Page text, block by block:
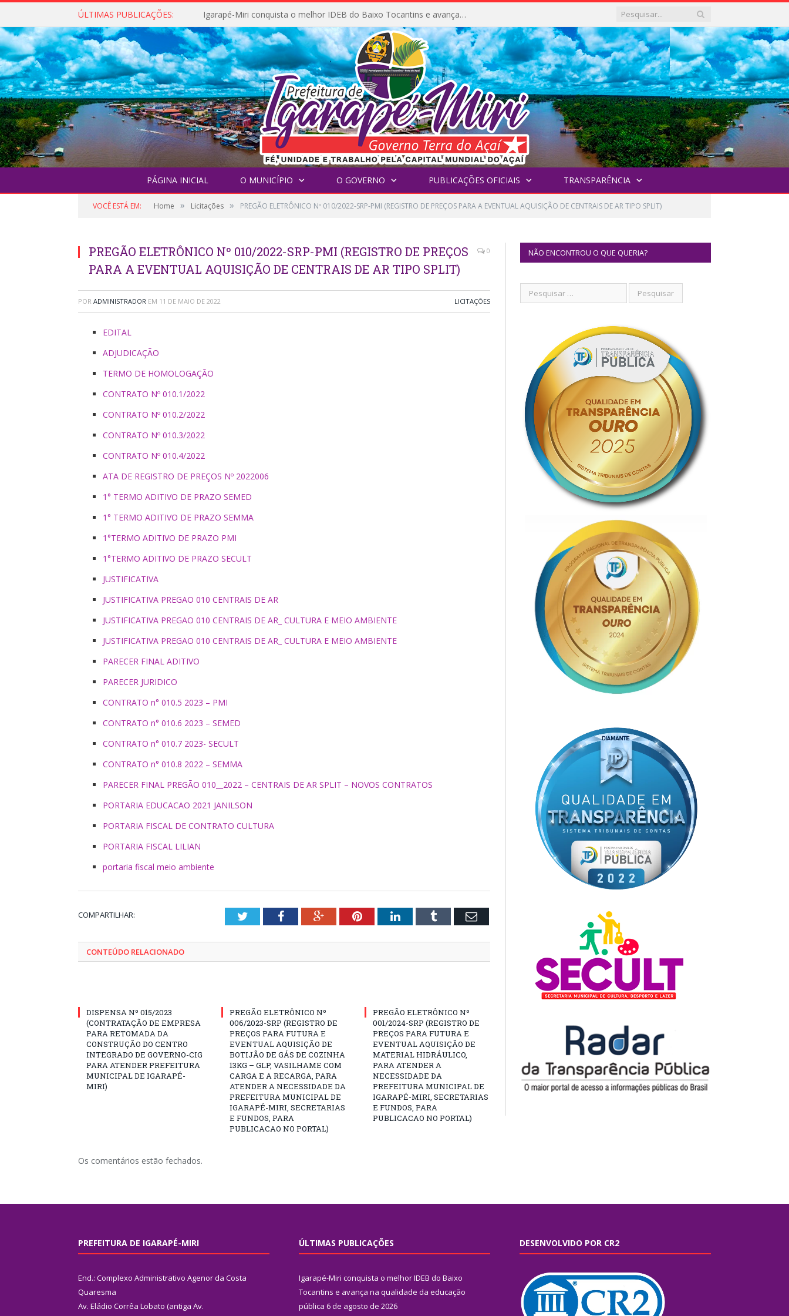
ÚLTIMAS PUBLICAÇÕES: Igarapé-Miri conquista o melhor IDEB do Baixo Tocantins e avança na qualidade da educação pública
PÁGINA INICIAL O MUNICÍPIO O GOVERNO PUBLICAÇÕES OFICIAIS TRANSPARÊNCIA
VOCÊ ESTÁ EM: Home » Licitações » PREGÃO ELETRÔNICO Nº 010/2022-SRP-PMI (REGISTRO DE PREÇOS PARA A EVENTUAL AQUISIÇÃO DE CENTRAIS DE AR TIPO SPLIT)
PREGÃO ELETRÔNICO Nº 010/2022-SRP-PMI (REGISTRO DE PREÇOS
PARA A EVENTUAL AQUISIÇÃO DE CENTRAIS DE AR TIPO SPLIT)
0
POR ADMINISTRADOR EM 11 DE MAIO DE 2022 LICITAÇÕES
EDITAL
ADJUDICAÇÃO
TERMO DE HOMOLOGAÇÃO
CONTRATO Nº 010.1/2022
CONTRATO Nº 010.2/2022
CONTRATO Nº 010.3/2022
CONTRATO Nº 010.4/2022
ATA DE REGISTRO DE PREÇOS Nº 2022006
1° TERMO ADITIVO DE PRAZO SEMED
1° TERMO ADITIVO DE PRAZO SEMMA
1°TERMO ADITIVO DE PRAZO PMI
1°TERMO ADITIVO DE PRAZO SECULT
JUSTIFICATIVA
JUSTIFICATIVA PREGAO 010 CENTRAIS DE AR
JUSTIFICATIVA PREGAO 010 CENTRAIS DE AR_ CULTURA E MEIO AMBIENTE
JUSTIFICATIVA PREGAO 010 CENTRAIS DE AR_ CULTURA E MEIO AMBIENTE
PARECER FINAL ADITIVO
PARECER JURIDICO
CONTRATO n° 010.5 2023 – PMI
CONTRATO n° 010.6 2023 – SEMED
CONTRATO n° 010.7 2023- SECULT
CONTRATO n° 010.8 2022 – SEMMA
PARECER FINAL PREGÃO 010__2022 – CENTRAIS DE AR SPLIT – NOVOS CONTRATOS
PORTARIA EDUCACAO 2021 JANILSON
PORTARIA FISCAL DE CONTRATO CULTURA
PORTARIA FISCAL LILIAN
portaria fiscal meio ambiente
COMPARTILHAR: TwitterFacebookGoogle+PinterestLinkedInTumblr Email
CONTEÚDO RELACIONADO
DISPENSA Nº 015/2023
(CONTRATAÇÃO DE EMPRESA
PARA RETOMADA DA
CONSTRUÇÃO DO CENTRO
INTEGRADO DE GOVERNO-CIG
PARA ATENDER PREFEITURA
MUNICIPAL DE IGARAPÉ-
MIRI)
PREGÃO ELETRÔNICO Nº
006/2023-SRP (REGISTRO DE
PREÇOS PARA FUTURA E
EVENTUAL AQUISIÇÃO DE
BOTIJÃO DE GÁS DE COZINHA
13KG – GLP, VASILHAME COM
CARGA E A RECARGA, PARA
ATENDER A NECESSIDADE DA
PREFEITURA MUNICIPAL DE
IGARAPÉ-MIRI, SECRETARIAS
E FUNDOS, PARA
PUBLICACAO NO PORTAL)
PREGÃO ELETRÔNICO Nº
001/2024-SRP (REGISTRO DE
PREÇOS PARA FUTURA E
EVENTUAL AQUISIÇÃO DE
MATERIAL HIDRÁULICO,
PARA ATENDER A
NECESSIDADE DA
PREFEITURA MUNICIPAL DE
IGARAPÉ-MIRI, SECRETARIAS
E FUNDOS, PARA
PUBLICACAO NO PORTAL)
Os comentários estão fechados.
NÃO ENCONTROU O QUE QUERIA?
PREFEITURA DE IGARAPÉ-MIRI
End.: Complexo Administrativo Agenor da Costa
Quaresma
Av. Eládio Corrêa Lobato (antiga Av.
ÚLTIMAS PUBLICAÇÕES
Igarapé-Miri conquista o melhor IDEB do Baixo
Tocantins e avança na qualidade da educação
pública 6 de agosto de 2026
DESENVOLVIDO POR CR2